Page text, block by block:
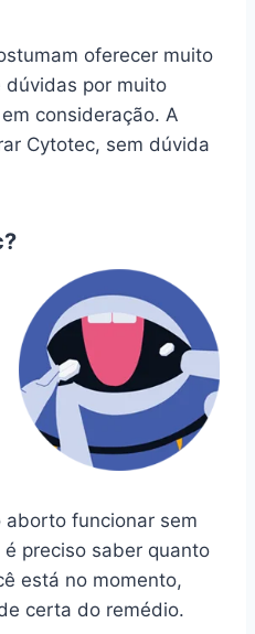
oferecer muito
dúvidas por muito
consideração. A
Cytotec, sem dúvida
aborto funcionar sem
preciso saber quanto
está no momento,
certa do remédio.